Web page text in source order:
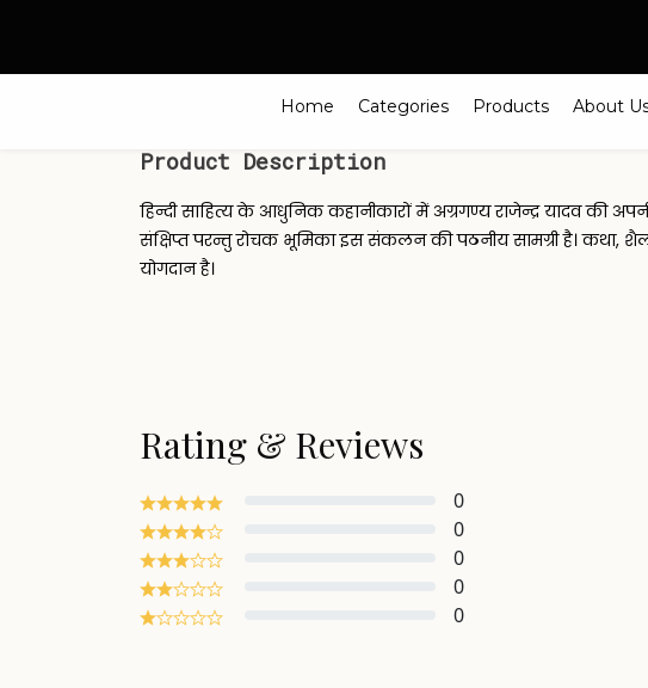
Home Categories Products About
Product Description
हिन्दी साहित्य के आधुनिक कहानीकारों में अग्रगण्य राजेन्द्र यादव की
संक्षिप्त परन्तु रोचक भूमिका इस संकलन की पठनीय सामग्री है। कथा,
योगदान है।
Rating & Reviews
0
0
0
0
0